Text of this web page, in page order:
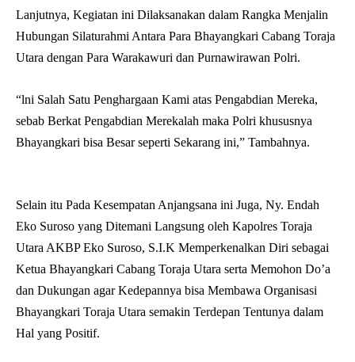
Lanjutnya, Kegiatan ini Dilaksanakan dalam Rangka Menjalin
Hubungan Silaturahmi Antara Para Bhayangkari Cabang Toraja
Utara dengan Para Warakawuri dan Purnawirawan Polri.
“lni Salah Satu Penghargaan Kami atas Pengabdian Mereka,
sebab Berkat Pengabdian Merekalah maka Polri khususnya
Bhayangkari bisa Besar seperti Sekarang ini,” Tambahnya.
Selain itu Pada Kesempatan Anjangsana ini Juga, Ny. Endah
Eko Suroso yang Ditemani Langsung oleh Kapolres Toraja
Utara AKBP Eko Suroso, S.I.K Memperkenalkan Diri sebagai
Ketua Bhayangkari Cabang Toraja Utara serta Memohon Do’a
dan Dukungan agar Kedepannya bisa Membawa Organisasi
Bhayangkari Toraja Utara semakin Terdepan Tentunya dalam
Hal yang Positif.